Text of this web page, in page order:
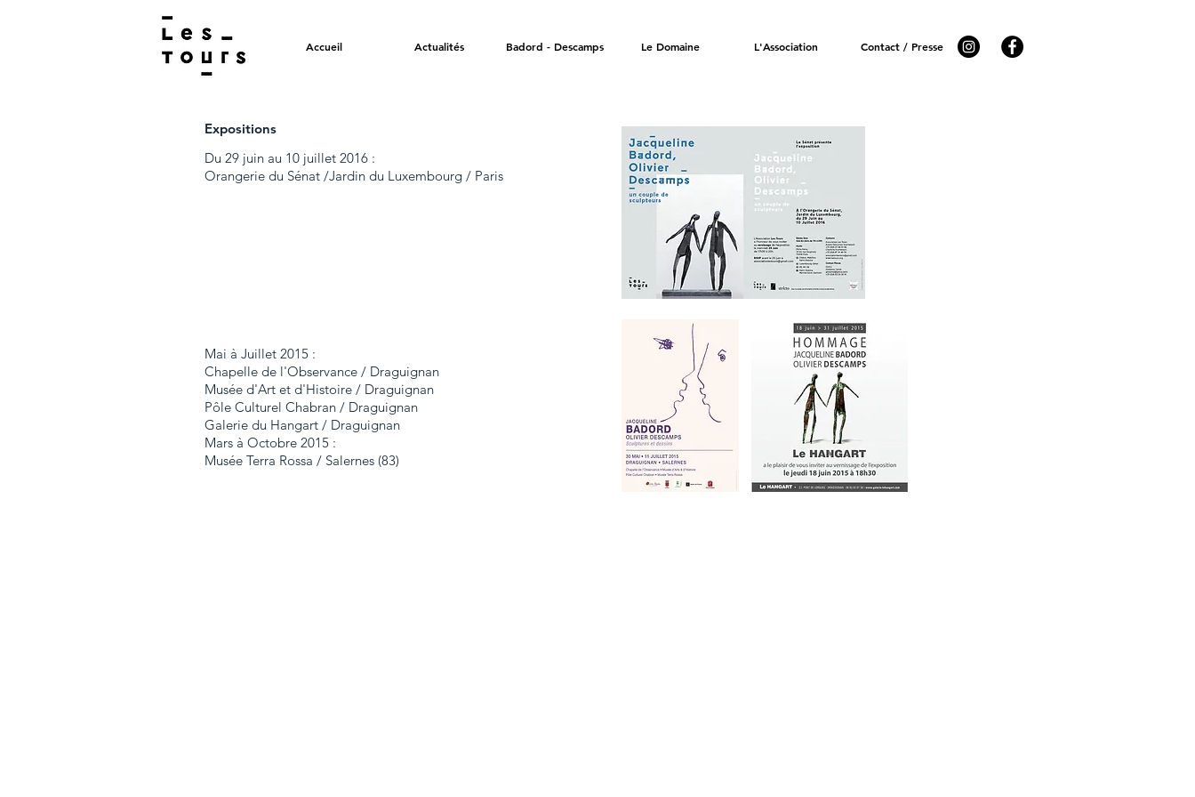
Accueil Actualités Badord - Descamps Le Domaine L'Association Contact / Presse
Expositions
Du 29 juin au 10 juillet 2016 :
Orangerie du Sénat /Jardin du Luxembourg / Paris
Titre de la page
Mai à Juillet 2015 :
Chapelle de l'Observance / Draguignan
Musée d'Art et d'Histoire / Draguignan
Pôle Culturel Chabran / Draguignan
Galerie du Hangart / Draguignan
Mars à Octobre 2015 :
Musée Terra Rossa / Salernes (83)